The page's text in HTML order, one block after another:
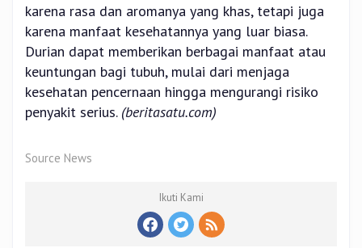
karena rasa dan aromanya yang khas, tetapi juga
karena manfaat kesehatannya yang luar biasa.
Durian dapat memberikan berbagai manfaat atau
keuntungan bagi tubuh, mulai dari menjaga
kesehatan pencernaan hingga mengurangi risiko
penyakit serius. (beritasatu.com)
Source News
Ikuti Kami